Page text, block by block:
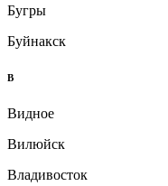
Бугры
Буйнакск
В
Видное
Вилюйск
Владивосток